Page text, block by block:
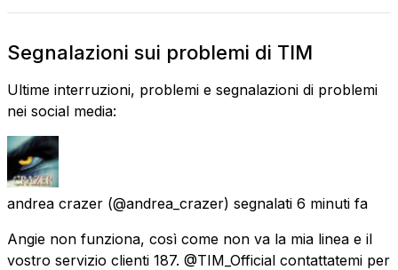
Segnalazioni sui problemi di TIM
Ultime interruzioni, problemi e segnalazioni di problemi
nei social media:
andrea crazer (@andrea_crazer) segnalati 6 minuti fa
Angie non funziona, così come non va la mia linea e il
vostro servizio clienti 187. @TIM_Official contattatemi per